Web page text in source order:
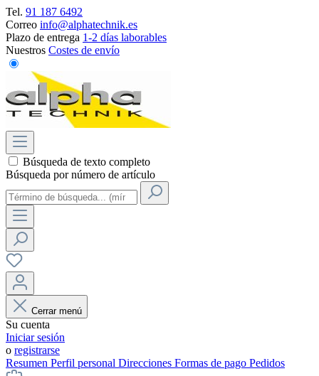
Tel. 91 187 6492
Correo info@alphatechnik.es
Plazo de entrega 1-2 días laborables
Nuestros Costes de envío
Búsqueda de texto completo
Búsqueda por número de artículo
Cerrar menú
Su cuenta
Iniciar sesión
o registrarse
Resumen Perfil personal Direcciones Formas de pago Pedidos